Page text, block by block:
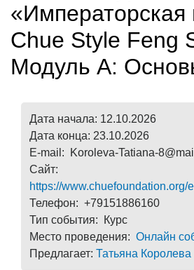
Chue Style Feng
Модуль А:
Дата начала: 12.10.2026
Дата конца: 23.10.2026
E-mail: Koroleva-Tatiana-
Сайт:
https://www.chuefoundation.org/
Телефон: +79151886160
Тип события: Курс
Место проведения: Онлайн
Предлагает: Татьяна Королева